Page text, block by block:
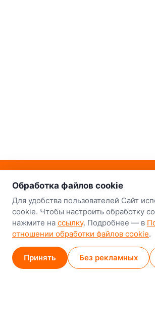
о нас
Наш склад-
Минск
8-й Путепроводный
GPS53.924752,
Карта проезда
Обработка файлов cookie
Для удобства пользователей Сайт
cookie. Чтобы настроить обработку
нажмите на ссылку. Подробнее — в
отношении обработки файлов cookie.
Принять Без рекламных